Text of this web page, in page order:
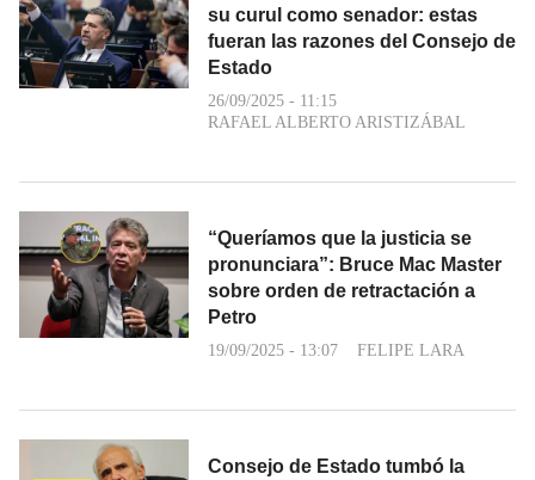
su curul como senador: estas
fueran las razones del Consejo de
Estado
26/09/2025 - 11:15
RAFAEL ALBERTO ARISTIZÁBAL
“Queríamos que la justicia se
pronunciara”: Bruce Mac Master
sobre orden de retractación a
Petro
19/09/2025 - 13:07 FELIPE LARA
Consejo de Estado tumbó la